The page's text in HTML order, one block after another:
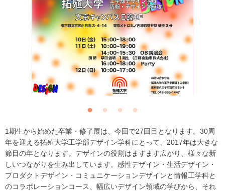
1期生から始めた卒業・修了展は、今回で27回目となります。30周
年を迎える拓殖大学工学部デザイン学科にとって、2017年は大きな
節目の年となります。デザインの役割はますます広がり、様々な新
しいつながりを生み出しています。感性デザイン・生活デザイン・
プロダクトデザイン・コミュニケーションデザインと情報工学科と
のコラボレーションコース、幅広いデザイン領域の学びから、それ